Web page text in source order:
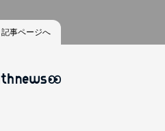
記事ページへ